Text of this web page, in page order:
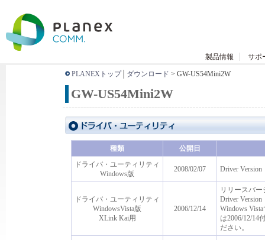
製品情報 サポ
PLANEXトップ│ ダウンロード > GW-US54Mini2W
GW-US54Mini2W
種類
公開日
ドライバ・ユーティリティ
Windows版
2008/02/07 Driver Version
ドライバ・ユーティリティ
WindowsVista版
XLink Kai用
2006/12/14
リリースバー
Driver
Windows Vista
は2006/12/14
ださい。